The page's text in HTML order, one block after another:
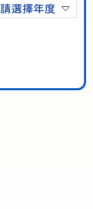
請選擇年度